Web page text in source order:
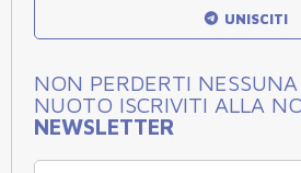
UNISCITI
NON PERDERTI
NUOTO ISCRIVITI ALLA
NEWSLETTER